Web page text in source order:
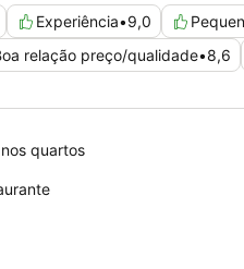
Experiência•9,0
relação preço/qualidade•8,6
quartos